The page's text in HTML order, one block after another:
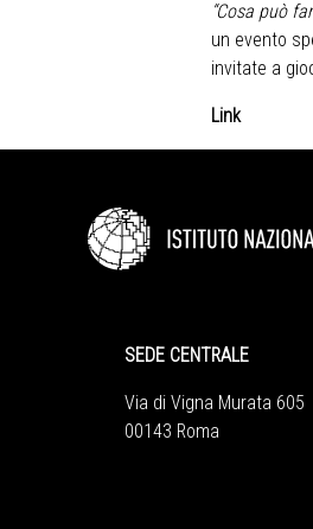
“Cosa può
un evento
invitate a
Link
SEDE CENTRALE
Via di Vigna Murata 605
00143 Roma